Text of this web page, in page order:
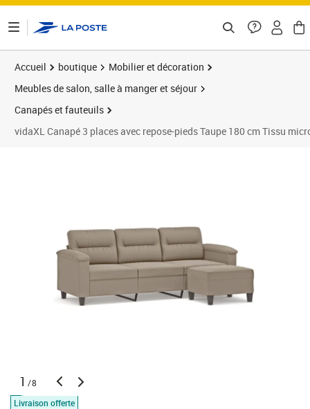
Accueil boutique
Mobilier et décoration
Meubles de salon, salle à manger et séjour
Canapés et fauteuils
vidaXL Canapé 3 places avec repose-pieds Taupe 180 cm Tissu
1 /8
Livraison offerte